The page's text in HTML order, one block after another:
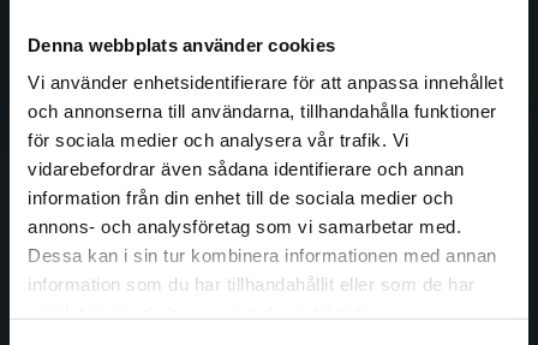
Denna webbplats använder cookies
Vi använder enhetsidentifierare för att anpassa innehållet
och annonserna till användarna, tillhandahålla funktioner
för sociala medier och analysera vår trafik. Vi
vidarebefordrar även sådana identifierare och annan
information från din enhet till de sociala medier och
annons- och analysföretag som vi samarbetar med.
Dessa kan i sin tur kombinera informationen med annan
information som du har tillhandahållit eller som de har
Begränsad fraktregion
Det verkar som att du besöker
studentlitteratur.se via en enhet utanför Sverige.
längs hela kunskapsresan.
Kontakta oss
Kontakta oss
046-31 20 00
Postadress:
Box 141